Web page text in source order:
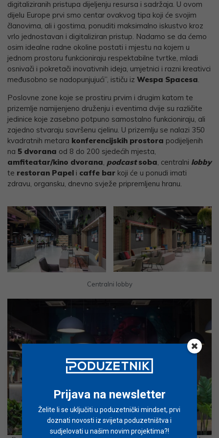
digitaliziranih pristupa dijeljenju resursa i sadržaja. U ovom
dijelu Europe prvi smo centar ovakvog tipa koji će svojim
članovima, ali i gostima, ponuditi maksimalno iskustvo kroz
vrlo jednostavan i digitaliziran pristup. Nadamo se da ćemo
osim idealne radne okoline postati i mjestu na kojem u
jednom prostoru funkcioniraju respektabilne tvrtke, mladi
osnivači i pokretači inovativnih ideja, umjetnici i razni kreativci
međusobno se nadopunjujući”, ističu iz Wespa Spacesa
Poslovne zone koje se prostiru prvim i drugim katom te
prizemlje namijenjeno druženju i eventima dvije su različite
jedinice koje zasebno potpuno samostalno funkcioniraju, ali
zajedno stvaraju savršenu cjelinu. U prizemlju se nalazi 350
kvadratnih metara konferencijskih prostora podijeljenih
na 5 dvorana od 8 do 200 sjedećih mjesta,
amfiteatar/kino dvorana podcastsoba , centralni lobby
te restoran Papel i caffe bar koji će u ponudi imati
zdravu, organsku, dnevno svježe pripremljenu hranu.
Centralni lobby
Prijava na newsletter
Želite li se uključiti u poduzetnički mindset, prvi
doznati novosti iz svijeta poduzetništva i
sudjelovati u našim novim projektima?!